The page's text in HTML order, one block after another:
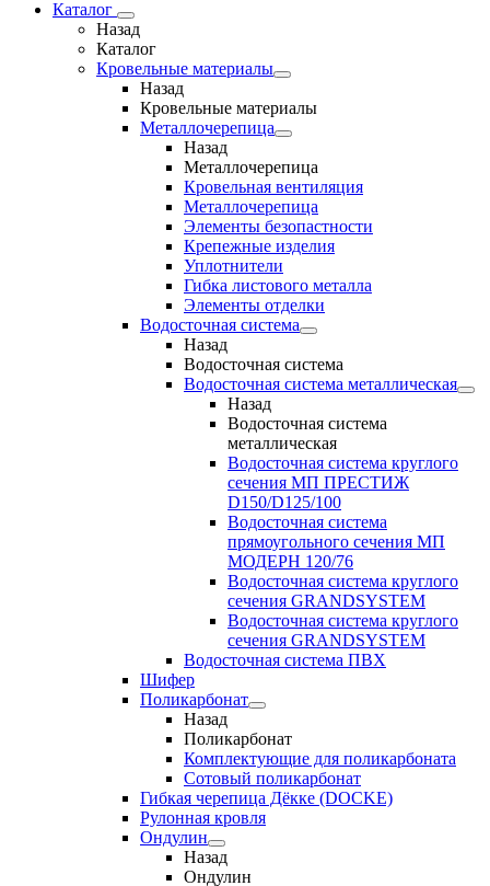
Каталог
Назад
Каталог
Кровельные материалы
Назад
Кровельные материалы
Металлочерепица
Назад
Металлочерепица
Кровельная вентиляция
Металлочерепица
Элементы безопастности
Крепежные изделия
Уплотнители
Гибка листового металла
Элементы отделки
Водосточная система
Назад
Водосточная система
Водосточная система металлическая
Назад
Водосточная система
металлическая
Водосточная система круглого
сечения МП ПРЕСТИЖ
D150/D125/100
Водосточная система
прямоугольного сечения МП
МОДЕРН 120/76
Водосточная система круглого
сечения GRANDSYSTEM
Водосточная система круглого
сечения GRANDSYSTEM
Водосточная система ПВХ
Шифер
Поликарбонат
Назад
Поликарбонат
Комплектующие для поликарбоната
Сотовый поликарбонат
Гибкая черепица Дёкке (DOCKE)
Рулонная кровля
Ондулин
Назад
Ондулин